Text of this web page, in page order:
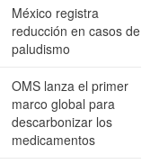
México registra
reducción en casos de
paludismo
OMS lanza el primer
marco global para
descarbonizar los
medicamentos